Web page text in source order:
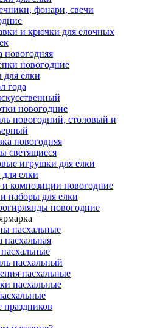
фонари, свечи
и крючки для елочных
новогодняя
новогодние
елки
года
новогодние
новогодний, столовый и
новогодняя
светящиеся
игрушки для елки
елки
композиции новогодние
наборы для елки
новогодние
пасхальные
пасхальная
пасхальный
пасхальные
пасхальные